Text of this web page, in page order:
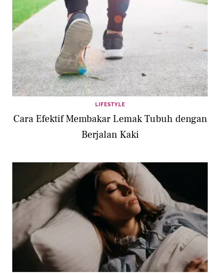
LIFESTYLE
Cara Efektif Membakar Lemak Tubuh dengan
Berjalan Kaki